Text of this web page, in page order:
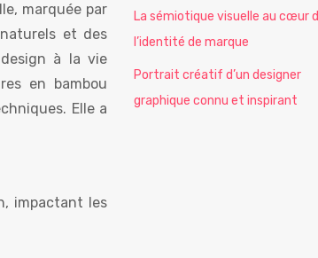
marquée par
et des
à la vie
en bambou
Elle a
impactant les
La sémiotique visuelle au cœur
l’identité de marque
Portrait créatif d’un designer
graphique connu et inspirant